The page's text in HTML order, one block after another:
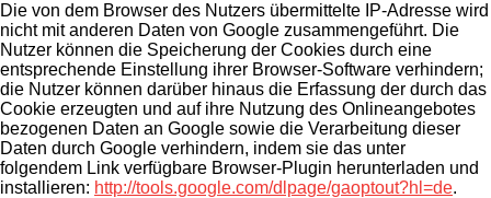
Die von dem Browser des Nutzers übermittelte IP-Adresse wird
nicht mit anderen Daten von Google zusammengeführt. Die
Nutzer können die Speicherung der Cookies durch eine
entsprechende Einstellung ihrer Browser-Software verhindern;
die Nutzer können darüber hinaus die Erfassung der durch das
Cookie erzeugten und auf ihre Nutzung des Onlineangebotes
bezogenen Daten an Google sowie die Verarbeitung dieser
Daten durch Google verhindern, indem sie das unter
folgendem Link verfügbare Browser-Plugin herunterladen und
installieren: http://tools.google.com/dlpage/gaoptout?hl=de.